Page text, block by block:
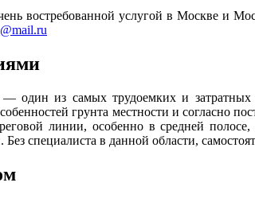
востребованной услугой в Москве и
один из самых трудоемких и затратных
грунта местности и согласно
линии, особенно в средней
Без специалиста в данной области,